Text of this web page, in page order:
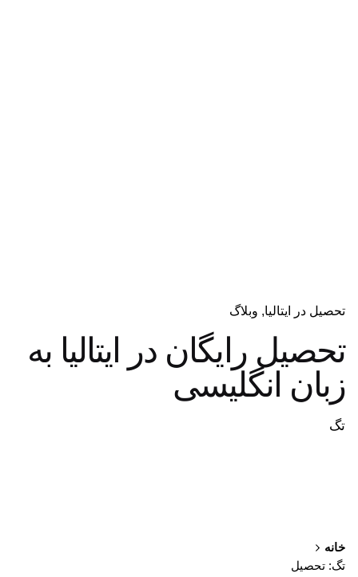
تحصیل در ایتالیا وبلاگ
تحصیل رایگان در ایتالیا به
زبان انگلیسی
تگ
خانه
تگ: تحصیل